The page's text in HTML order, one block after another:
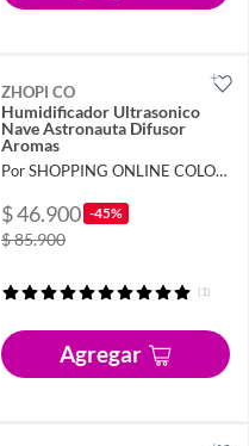
ZHOPI CO
Humidificador Ultrasonico
Nave Astronauta Difusor
Aromas
Por SHOPPING ONLINE COLOMBIA SAS
$ 46.900 -45%
$ 85.900
(1)
Agregar